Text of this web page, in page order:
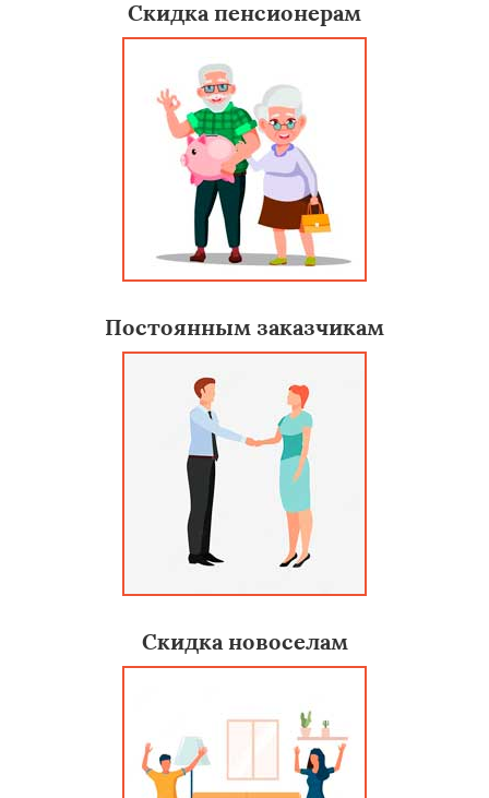
Скидка пенсионерам
Постоянным заказчикам
Скидка новоселам